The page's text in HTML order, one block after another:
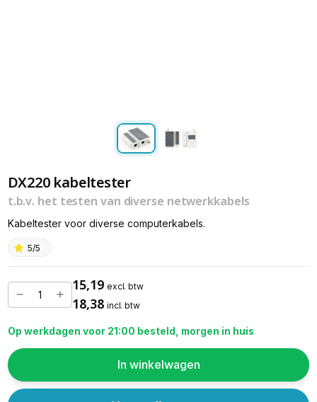
DX220 kabeltester
t.b.v. het testen van diverse netwerkkabels
Kabeltester voor diverse computerkabels.
5/5
15,19 excl. btw
18,38 incl. btw
Op werkdagen voor 21:00 besteld, morgen in huis
In winkelwagen